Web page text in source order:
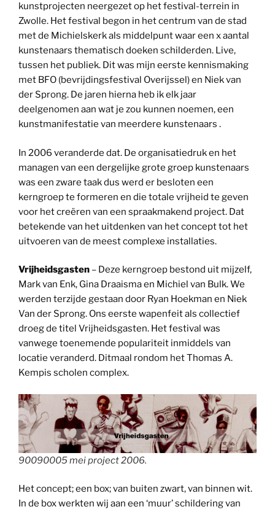
kunstprojecten neergezet op het festival-terrein in
Zwolle. Het festival begon in het centrum van de stad
met de Michielskerk als middelpunt waar een x aantal
kunstenaars thematisch doeken schilderden. Live,
tussen het publiek. Dit was mijn eerste kennismaking
met BFO (bevrijdingsfestival Overijssel) en Niek van
der Sprong. De jaren hierna heb ik elk jaar
deelgenomen aan wat je zou kunnen noemen, een
kunstmanifestatie van meerdere kunstenaars .
In 2006 veranderde dat. De organisatiedruk en het
managen van een dergelijke grote groep kunstenaars
was een zware taak dus werd er besloten een
kerngroep te formeren en die totale vrijheid te geven
voor het creëren van een spraakmakend project. Dat
betekende van het uitdenken van het concept tot het
uitvoeren van de meest complexe installaties.
Vrijheidsgasten – Deze kerngroep bestond uit mijzelf,
Mark van Enk, Gina Draaisma en Michiel van Bulk. We
werden terzijde gestaan door Ryan Hoekman en Niek
Van der Sprong. Ons eerste wapenfeit als collectief
droeg de titel Vrijheidsgasten. Het festival was
vanwege toenemende populariteit inmiddels van
locatie veranderd. Ditmaal rondom het Thomas A.
Kempis scholen complex.
90090005 mei project 2006.
Het concept; een box; van buiten zwart, van binnen wit.
In de box werkten wij aan een ‘muur’ schildering van